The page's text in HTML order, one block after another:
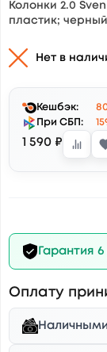
Колонки 2.0
пластик; черный
Нет в
Кешбэк:
При СБП:
1 590 ₽
Гарантия
Оплату
Наличными